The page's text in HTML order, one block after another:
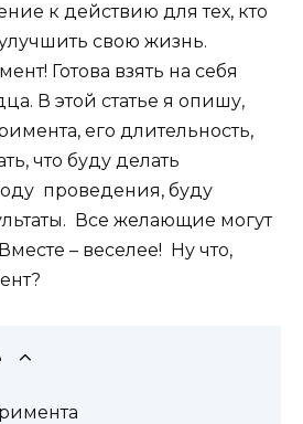
к действию для тех, кто
свою жизнь.
Готова взять на себя
В этой статье я опишу,
его длительность,
что буду делать
проведения, буду
Все желающие могут
– веселее! Ну что,